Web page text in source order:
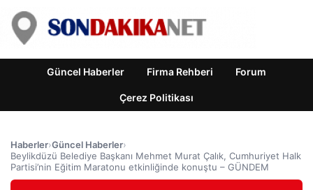
Güncel Haberler Firma Rehberi Forum
Çerez Politikası
Haberler›Güncel Haberler›
Beylikdüzü Belediye Başkanı Mehmet Murat Çalık, Cumhuriyet Halk
Partisi’nin Eğitim Maratonu etkinliğinde konuştu – GÜNDEM